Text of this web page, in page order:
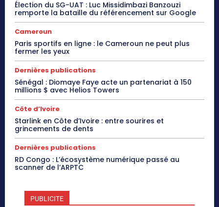
Élection du SG-UAT : Luc Missidimbazi Banzouzi
remporte la bataille du référencement sur Google
Cameroun
Paris sportifs en ligne : le Cameroun ne peut plus
fermer les yeux
Dernières publications
Sénégal : Diomaye Faye acte un partenariat à 150
millions $ avec Helios Towers
Côte d’Ivoire
Starlink en Côte d’Ivoire : entre sourires et
grincements de dents
Dernières publications
RD Congo : L’écosystème numérique passé au
scanner de l’ARPTC
PUBLICITE